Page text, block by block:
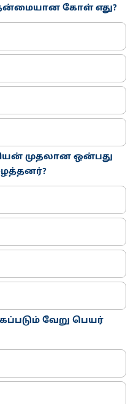
கோள் எது?
முதலான ஒன்பது
வேறு பெயர்